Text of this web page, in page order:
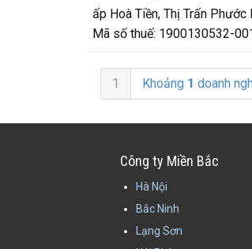
ấp Hoà Tiền, Thị Trấn
Mã số thuế: 1900130532-
1 Khoảng 1 doanh
Công ty Miền Bắc
Hà Nội
Bắc Ninh
Lạng Sơn